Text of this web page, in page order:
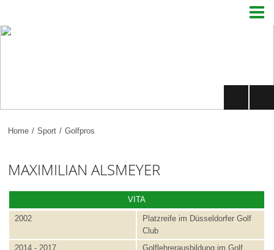

Home / Sport / Golfpros
MAXIMILIAN ALSMEYER
VITA
2002
Platzreife im Düsseldorfer Golf
Club
2014 - 2017
Golflehrerausbildung im Golf